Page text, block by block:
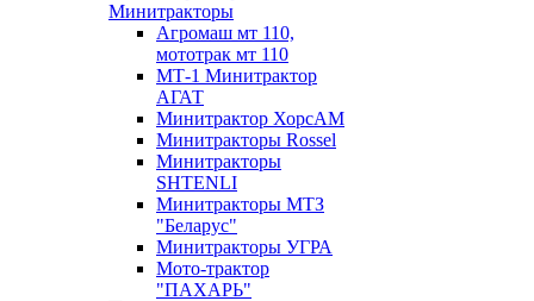
Минитракторы
Агромаш мт 110,
мототрак мт 110
МТ-1 Минитрактор
АГАТ
Минитрактор ХорсАМ
Минитракторы Rossel
Минитракторы
SHTENLI
Минитракторы МТЗ
"Беларус"
Минитракторы УГРА
Мото-трактор
"ПАХАРЬ"